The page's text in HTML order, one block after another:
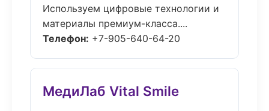
Используем цифровые технологии и
материалы премиум-класса....
Телефон: +7-905-640-64-20
МедиЛаб Vital Smile